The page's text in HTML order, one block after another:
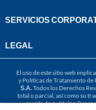
SERVICIOS
LEGAL
El uso de este sitio web
y Políticas de Tratamiento
S.A.Todos los Derechos
total o parcial, así como su
escrita de su titular.